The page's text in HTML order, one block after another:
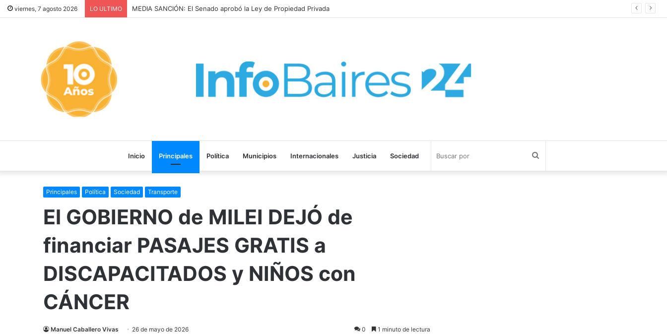
viernes, 7 agosto 2026 LO ULTIMO Continúan las obras de saneamiento hidráulico en Berazategui
Inicio Principales Política Municipios Internacionales Justicia Sociedad
Principales Política Sociedad Transporte
El GOBIERNO de MILEI DEJÓ de
financiar PASAJES GRATIS a
DISCAPACITADOS y NIÑOS con
CÁNCER
Manuel Caballero Vivas 26 de mayo de 2026 0 1 minuto de lectura